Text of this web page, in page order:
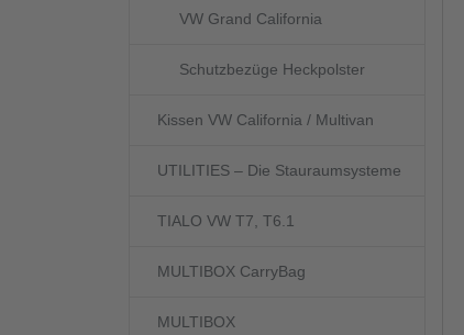
VW Grand California
Schutzbezüge Heckpolster
Kissen VW California / Multivan
UTILITIES – Die Stauraumsysteme
TIALO VW T7, T6.1
MULTIBOX CarryBag
MULTIBOX